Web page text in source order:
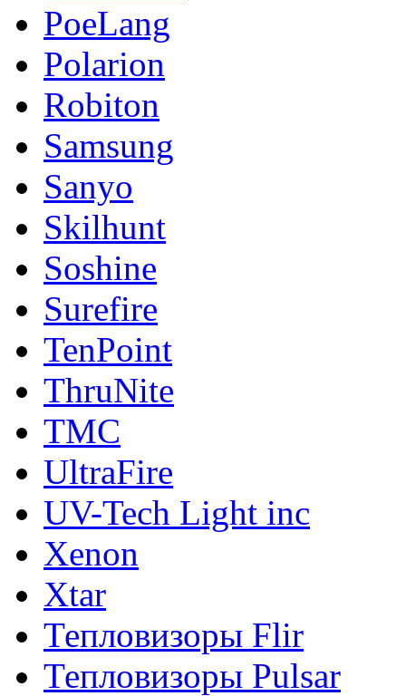
PoeLang
Polarion
Robiton
Samsung
Sanyo
Skilhunt
Soshine
Surefire
TenPoint
ThruNite
TMC
UltraFire
UV-Tech Light inc
Xenon
Xtar
Тепловизоры Flir
Тепловизоры Pulsar